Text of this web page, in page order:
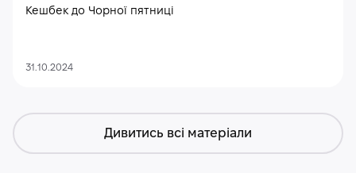
Кешбек до Чорної пятниці
31.10.2024
Дивитись всі матеріали